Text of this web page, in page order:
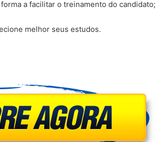
a facilitar o treinamento do candidato;
melhor seus estudos.